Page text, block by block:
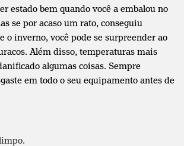
estado bem quando você a embalou no
se por acaso um rato, conseguiu
o inverno, você pode se surpreender ao
Além disso, temperaturas mais
algumas coisas. Sempre
em todo o seu equipamento antes de